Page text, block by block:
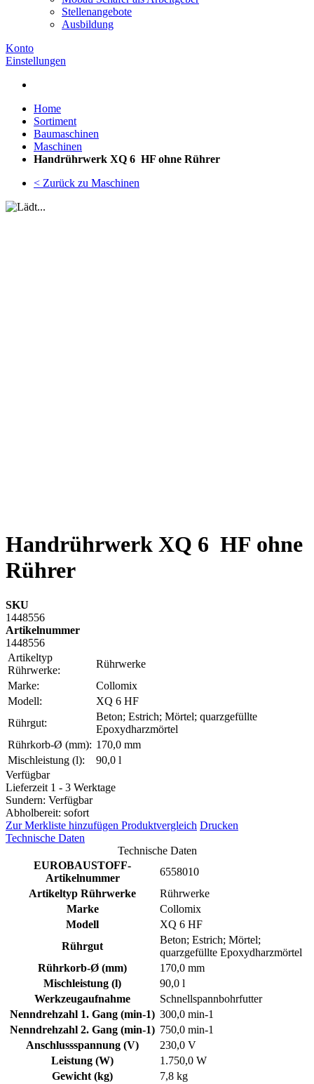
Stellenangebote
Ausbildung
Konto
Einstellungen
Home
Sortiment
Baumaschinen
Maschinen
Handrührwerk XQ 6 HF ohne Rührer
< Zurück zu Maschinen
Handrührwerk XQ 6 HF ohne
Rührer
SKU
1448556
Artikelnummer
1448556
Artikeltyp
Rührwerke:
Rührwerke
Marke:
Collomix
Modell:
XQ 6 HF
Rührgut:
Beton; Estrich; Mörtel; quarzgefüllte
Epoxydharzmörtel
Rührkorb-Ø (mm): 170,0 mm
Mischleistung (l):
90,0 l
Verfügbar
Lieferzeit 1 - 3 Werktage
Sundern: Verfügbar
Abholbereit: sofort
Zur Merkliste hinzufügen Produktvergleich Drucken
Technische Daten
Technische Daten
EUROBAUSTOFF-
Artikelnummer
6558010
Artikeltyp Rührwerke
Rührwerke
Marke
Collomix
Modell
XQ 6 HF
Rührgut
Beton; Estrich; Mörtel;
quarzgefüllte Epoxydharzmörtel
Rührkorb-Ø (mm)
170,0 mm
Mischleistung (l)
90,0 l
Werkzeugaufnahme
Schnellspannbohrfutter
Nenndrehzahl 1. Gang (min-1) 300,0 min-1
Nenndrehzahl 2. Gang (min-1) 750,0 min-1
Anschlussspannung (V)
230,0 V
Leistung (W)
1.750,0 W
Gewicht (kg)
7,8 kg